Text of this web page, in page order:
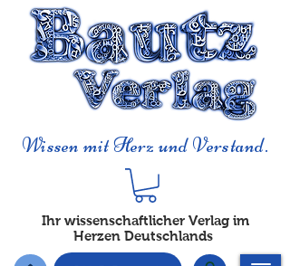
Wissen mit Herz und Verstand.
Ihr wissenschaftlicher Verlag im
Herzen Deutschlands